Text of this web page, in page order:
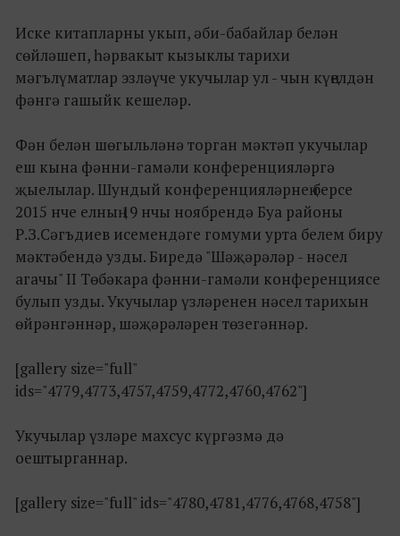
Иске китапларны укып, әби-бабайлар белән
сөйләшеп, һәрвакыт кызыклы тарихи
мәгълүматлар эзләүче укучылар ул - чын күңелдән
фәнгә гашыйк кешеләр.
Фән белән шөгыльләнә торган мәктәп укучылар
еш кына фәнни-гамәли конференцияләргә
җыелылар. Шундый конференцияләрнең берсе
2015 нче елның 19 нчы ноябрендә Буа районы
Р.З.Сәгъдиев исемендәге гомуми урта белем биру
мәктәбендә узды. Биредә "Шәҗәрәләр - нәсел
агачы" II Төбәкара фәнни-гамәли конференциясе
булып узды. Укучылар үзләренен нәсел тарихын
өйрәнгәннәр, шәҗәрәләрен төзегәннәр.
[gallery size="full"
ids="4779,4773,4757,4759,4772,4760,4762"]
Укучылар үзләре махсус күргәзмә дә
оештырганнар.
[gallery size="full" ids="4780,4781,4776,4768,4758"]